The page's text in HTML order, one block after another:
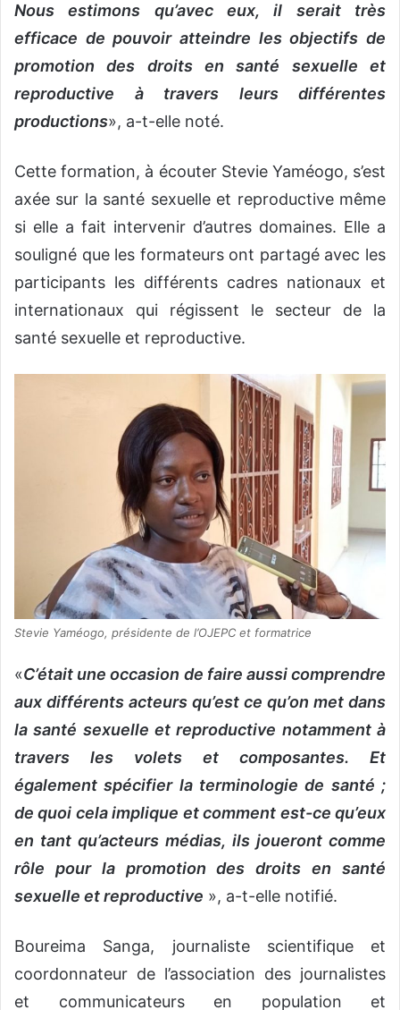
Nous estimons qu’avec eux, il serait très
efficace de pouvoir atteindre les objectifs de
promotion des droits en santé sexuelle et
reproductive à travers leurs différentes
productions», a-t-elle noté.
Cette formation, à écouter Stevie Yaméogo, s’est
axée sur la santé sexuelle et reproductive même
si elle a fait intervenir d’autres domaines. Elle a
souligné que les formateurs ont partagé avec les
participants les différents cadres nationaux et
internationaux qui régissent le secteur de la
santé sexuelle et reproductive.
Stevie Yaméogo, présidente de l’OJEPC et formatrice
«C’était une occasion de faire aussi comprendre
aux différents acteurs qu’est ce qu’on met dans
la santé sexuelle et reproductive notamment à
travers les volets et composantes. Et
également spécifier la terminologie de santé ;
de quoi cela implique et comment est-ce qu’eux
en tant qu’acteurs médias, ils joueront comme
rôle pour la promotion des droits en santé
sexuelle et reproductive », a-t-elle notifié.
Boureima Sanga, journaliste scientifique et
coordonnateur de l’association des journalistes
et communicateurs en population et